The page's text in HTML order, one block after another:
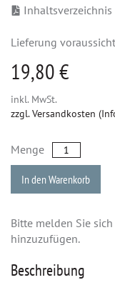
Inhaltsverzeichnis
Lieferung
19,80 €
inkl. MwSt.
zzgl. Versandkosten
Menge
In den Warenkorb
Bitte melden Sie
hinzuzufügen.
Beschreibung